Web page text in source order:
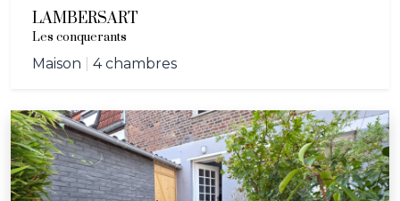
LAMBERSART
Les conquerants
Maison 4 chambres